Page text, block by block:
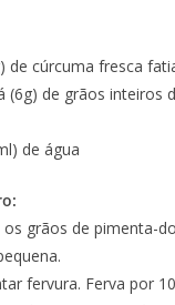
de cúrcuma fresca
(6g) de grãos inteiros
de água
os grãos de pimenta-
fervura. Ferva por